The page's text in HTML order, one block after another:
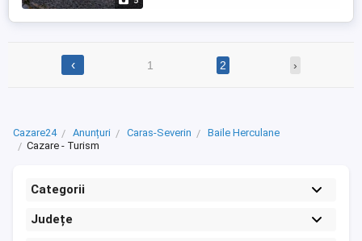
‹ 1 2 ›
Cazare24 Anunțuri Caras-Severin
Baile Herculane
Cazare - Turism
Categorii
Județe